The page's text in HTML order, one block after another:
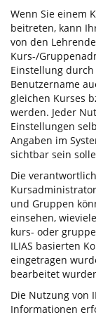
Wenn Sie einem
beitreten, kann
von den
Kurs-/
Einstellung
Benutzername
gleichen Kurses
werden. Jeder
Einstellungen
Angaben im
sichtbar sein
Die
und Gruppen
einsehen,
kurs- oder
ILIAS basierten
eingetragen
bearbeitet
Die Nutzung von
Informationen